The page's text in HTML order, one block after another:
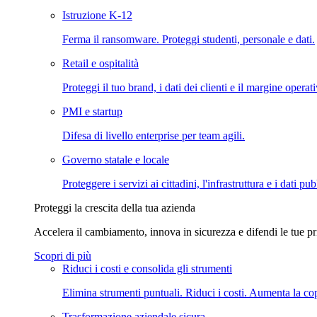
Istruzione K-12
Ferma il ransomware. Proteggi studenti, personale e dati.
Retail e ospitalità
Proteggi il tuo brand, i dati dei clienti e il margine
PMI e startup
Difesa di livello enterprise per team agili.
Governo statale e locale
Proteggere i servizi ai cittadini, l'infrastruttura e i dati
Proteggi la crescita della tua azienda
Accelera il cambiamento, innova in sicurezza e difendi le tue
Scopri di più
Riduci i costi e consolida gli strumenti
Elimina strumenti puntuali. Riduci i costi. Aumenta la